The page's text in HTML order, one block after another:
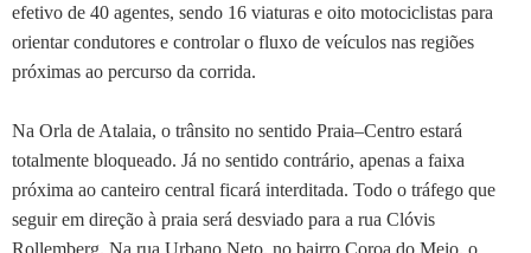
efetivo de 40 agentes, sendo 16 viaturas e oito motociclistas para
orientar condutores e controlar o fluxo de veículos nas regiões
próximas ao percurso da corrida.
Na Orla de Atalaia, o trânsito no sentido Praia–Centro estará
totalmente bloqueado. Já no sentido contrário, apenas a faixa
próxima ao canteiro central ficará interditada. Todo o tráfego que
seguir em direção à praia será desviado para a rua Clóvis
Rollemberg. Na rua Urbano Neto, no bairro Coroa do Meio, o